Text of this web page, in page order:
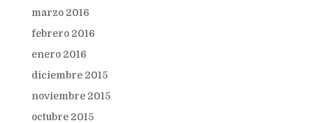
marzo 2016
febrero 2016
enero 2016
diciembre 2015
noviembre 2015
octubre 2015